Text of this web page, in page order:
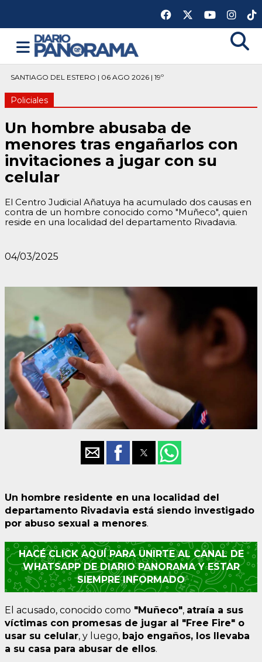
SANTIAGO DEL ESTERO | 06 AGO 2026 | 19º
Policiales
Un hombre abusaba de
menores tras engañarlos con
invitaciones a jugar con su
celular
El Centro Judicial Añatuya ha acumulado dos causas en
contra de un hombre conocido como "Muñeco", quien
reside en una localidad del departamento Rivadavia.
04/03/2025
Un hombre residente en una localidad del
departamento Rivadavia está siendo investigado
por abuso sexual a menores.
HACÉ CLICK AQUÍ PARA UNIRTE AL CANAL DE
WHATSAPP DE DIARIO PANORAMA Y ESTAR
SIEMPRE INFORMADO
El acusado, conocido como "Muñeco", atraía a sus
víctimas con promesas de jugar al "Free Fire" o
usar su celular, y luego, bajo engaños, los llevaba
a su casa para abusar de ellos.